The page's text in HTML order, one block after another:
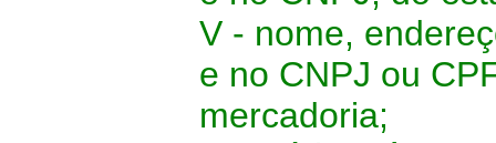
V - nome,
e no CNPJ ou
mercadoria;